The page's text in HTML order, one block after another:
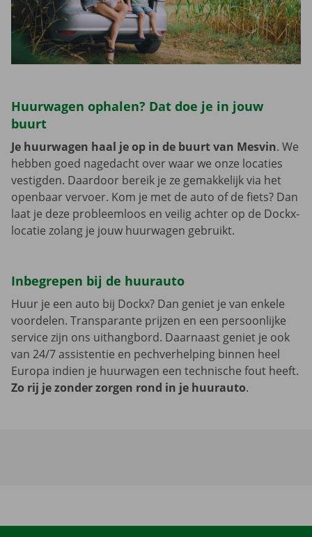
Huurwagen ophalen? Dat doe je in jouw
buurt
Je huurwagen haal je op in de buurt van Mesvin. We
hebben goed nagedacht over waar we onze locaties
vestigden. Daardoor bereik je ze gemakkelijk via het
openbaar vervoer. Kom je met de auto of de fiets? Dan
laat je deze probleemloos en veilig achter op de Dockx-
locatie zolang je jouw huurwagen gebruikt.
Inbegrepen bij de huurauto
Huur je een auto bij Dockx? Dan geniet je van enkele
voordelen. Transparante prijzen en een persoonlijke
service zijn ons uithangbord. Daarnaast geniet je ook
van 24/7 assistentie en pechverhelping binnen heel
Europa indien je huurwagen een technische fout heeft.
Zo rij je zonder zorgen rond in je huurauto.